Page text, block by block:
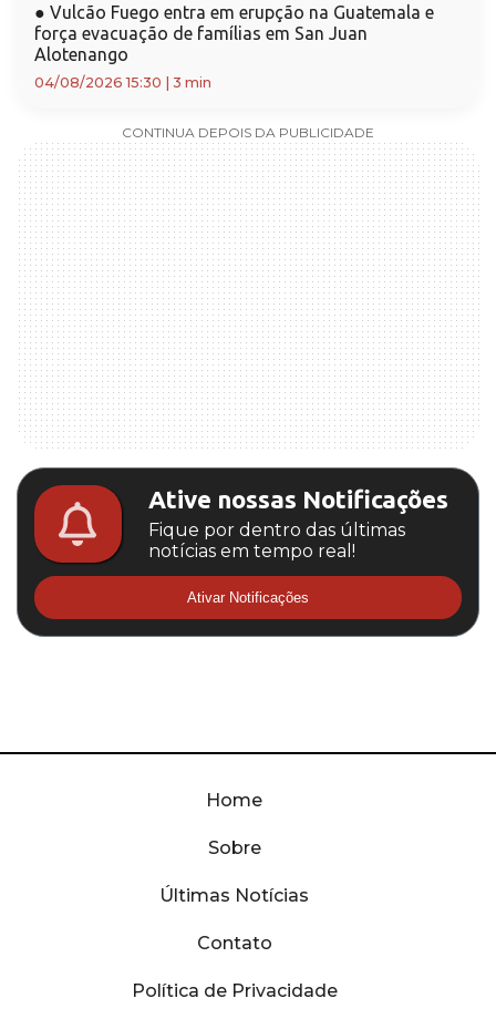
● Vulcão Fuego entra em erupção na Guatemala e
força evacuação de famílias em San Juan
Alotenango
04/08/2026 15:30 | 3 min
CONTINUA DEPOIS DA PUBLICIDADE
Ative nossas Notificações
Fique por dentro das últimas
notícias em tempo real!
Ativar Notificações
Home
Sobre
Últimas Notícias
Contato
Política de Privacidade